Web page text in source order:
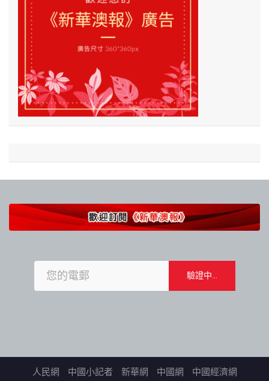
人民網 中國小記者 新華網 中國網 中國經濟網